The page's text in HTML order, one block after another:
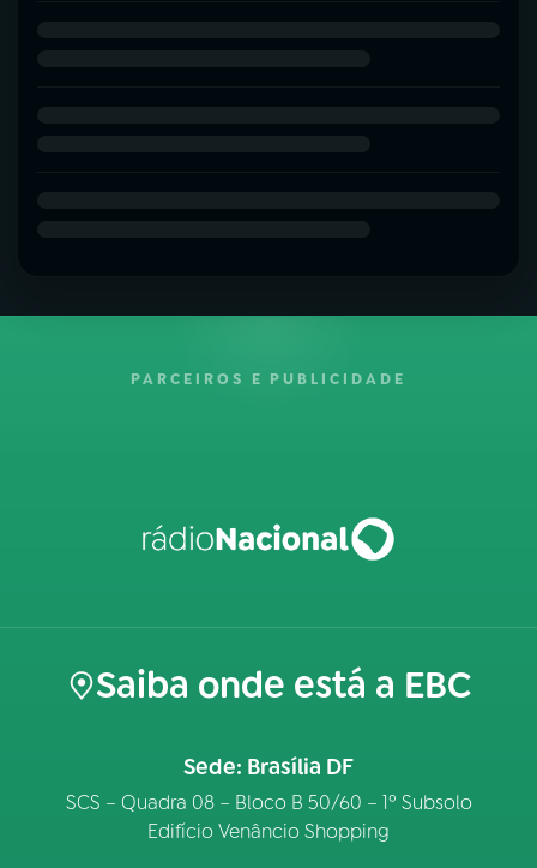
PARCEIROS E PUBLICIDADE
Saiba onde está a EBC
Sede: Brasília DF
SCS – Quadra 08 – Bloco B 50/60 – 1º Subsolo
Edifício Venâncio Shopping